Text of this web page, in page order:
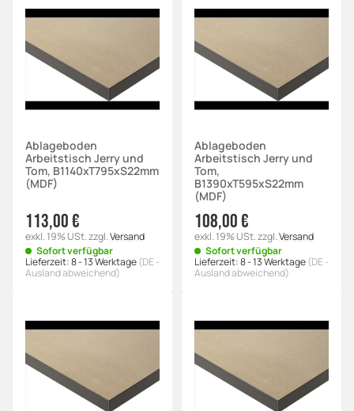
Ablageboden
Arbeitstisch Jerry und
Tom, B1140xT795xS22mm
(MDF)
113,00 €
exkl. 19% USt.zzgl.Versand
Sofort verfügbar
Lieferzeit:8 - 13 Werktage(DE -
Ausland abweichend)
Ablageboden
Arbeitstisch Jerry und
Tom,
B1390xT595xS22mm
(MDF)
108,00 €
exkl. 19% USt.zzgl.Versand
Sofort verfügbar
Lieferzeit:8 - 13 Werktage(DE -
Ausland abweichend)